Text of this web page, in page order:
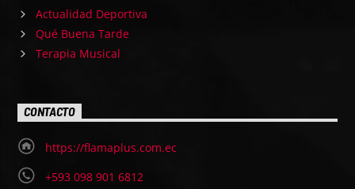
Actualidad Deportiva
Qué Buena Tarde
Terapia Musical
CONTACTO
https://flamaplus.com.ec
+593 098 901 6812